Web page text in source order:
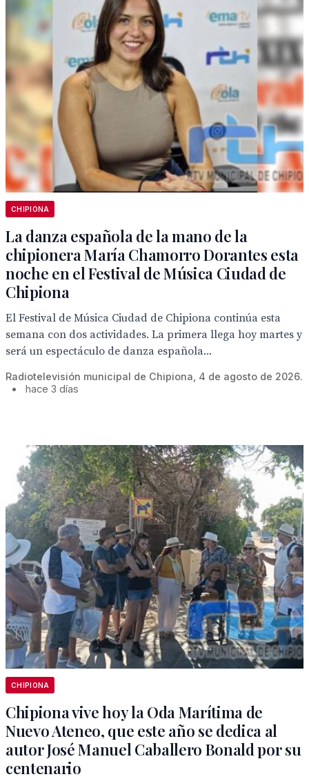
CHIPIONA
La danza española de la mano de la
chipionera María Chamorro Dorantes esta
noche en el Festival de Música Ciudad de
Chipiona
El Festival de Música Ciudad de Chipiona continúa esta
semana con dos actividades. La primera llega hoy martes y
será un espectáculo de danza española...
Radiotelevisión municipal de Chipiona, 4 de agosto de 2026.
•
hace 3 días
CHIPIONA
Chipiona vive hoy la Oda Marítima de
Nuevo Ateneo, que este año se dedica al
autor José Manuel Caballero Bonald por su
centenario